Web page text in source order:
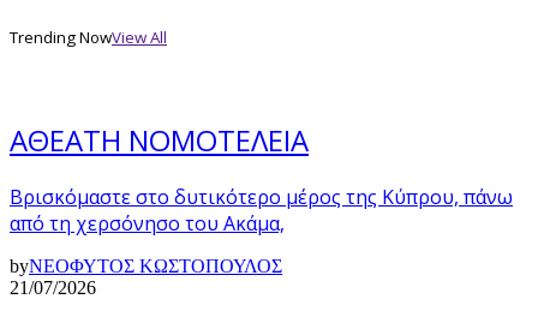
Trending NowView All
ΑΘΕΑΤΗ ΝΟΜΟΤΕΛΕΙΑ
Βρισκόμαστε στο δυτικότερο μέρος της Κύπρου, πάνω
από τη χερσόνησο του Ακάμα,
byΝΕΟΦΥΤΟΣ ΚΩΣΤΟΠΟΥΛΟΣ
21/07/2026